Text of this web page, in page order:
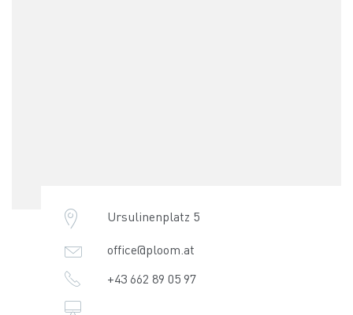
Ursulinenplatz 5
office@ploom.at
+43 662 89 05 97